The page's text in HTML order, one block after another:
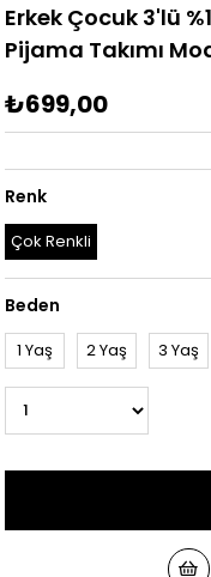
Erkek Çocuk 3'lü
Pijama Takımı
₺699,00
Renk
Çok Renkli
Beden
1 Yaş 2 Yaş 3 Yaş